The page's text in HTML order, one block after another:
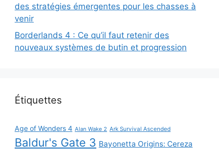
des stratégies émergentes pour les chasses à
venir
Borderlands 4 : Ce qu’il faut retenir des
nouveaux systèmes de butin et progression
Étiquettes
Age of Wonders 4 Alan Wake 2 Ark Survival Ascended
Baldur's Gate 3 Bayonetta Origins: Cereza